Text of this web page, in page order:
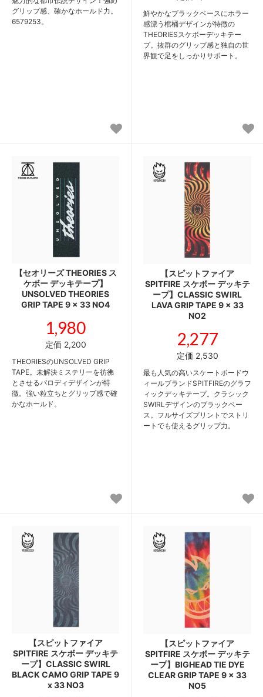
グリップ感、確かなホールド力。
6579253。
鮮やかなブラックベースにホラー
感漂う棺桶デザインが特徴の
THEORIESスケボーデッキテー
プ。抜群のグリップ感と独自の世
界観で足をしっかりサポート。
【セオリーズ THEORIES ス
ケボー デッキテープ】
UNSOLVED THEORIES
GRIP TAPE 9 x 33 NO4
1,980
定価 2,200
THEORIESのUNSOLVED GRIP
TAPE。未解決ミステリーを彷彿
とさせるパロディデザインが特
徴。強い粒立ちとグリップ感で確
かなホールド。
【スピットファイア
SPITFIRE スケボー デッキテ
ープ】CLASSIC SWIRL
LAVA GRIP TAPE 9 x 33
NO2
2,277
定価 2,530
最も人気の高いスケートボードウ
ィールブランドSPITFIREのグラフ
ィックデッキテープ。クラシック
SWIRLデザインのブラックベー
ス。フルサイズプリントでストリ
ートでも使えるグリップ力。
【スピットファイア
SPITFIRE スケボー デッキテ
ープ】CLASSIC SWIRL
BLACK CAMO GRIP TAPE 9
x 33 NO3
【スピットファイア
SPITFIRE スケボー デッキテ
ープ】BIGHEAD TIE DYE
CLEAR GRIP TAPE 9 x 33
NO5